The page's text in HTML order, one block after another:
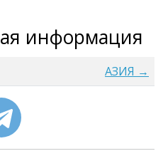
информация
АЗИЯ →